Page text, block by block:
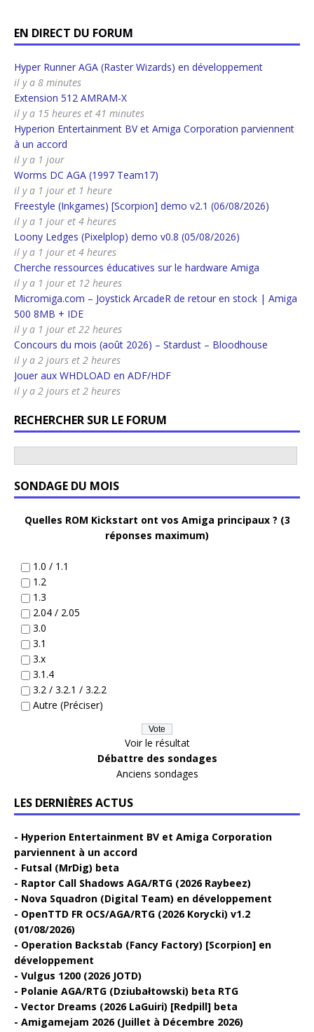
EN DIRECT DU FORUM
Hyper Runner AGA (Raster Wizards) en développement
il y a 8 minutes
Extension 512 AMRAM-X
il y a 15 heures et 41 minutes
Hyperion Entertainment BV et Amiga Corporation parviennent
à un accord
il y a 1 jour
Worms DC AGA (1997 Team17)
il y a 1 jour et 1 heure
Freestyle (Inkgames) [Scorpion] demo v2.1 (06/08/2026)
il y a 1 jour et 4 heures
Loony Ledges (Pixelplop) demo v0.8 (05/08/2026)
il y a 1 jour et 4 heures
Cherche ressources éducatives sur le hardware Amiga
il y a 1 jour et 12 heures
Micromiga.com – Joystick ArcadeR de retour en stock | Amiga
500 8MB + IDE
il y a 1 jour et 22 heures
Concours du mois (août 2026) – Stardust – Bloodhouse
il y a 2 jours et 2 heures
Jouer aux WHDLOAD en ADF/HDF
il y a 2 jours et 2 heures
RECHERCHER SUR LE FORUM
SONDAGE DU MOIS
Quelles ROM Kickstart ont vos Amiga principaux ? (3
réponses maximum)
1.0 / 1.1
1.2
1.3
2.04 / 2.05
3.0
3.1
3.x
3.1.4
3.2 / 3.2.1 / 3.2.2
Autre (Préciser)
Voir le résultat
Débattre des sondages
Anciens sondages
LES DERNIÈRES ACTUS
Hyperion Entertainment BV et Amiga Corporation
parviennent à un accord
Futsal (MrDig) beta
Raptor Call Shadows AGA/RTG (2026 Raybeez)
Nova Squadron (Digital Team) en développement
OpenTTD FR OCS/AGA/RTG (2026 Korycki) v1.2
(01/08/2026)
Operation Backstab (Fancy Factory) [Scorpion] en
développement
Vulgus 1200 (2026 JOTD)
Polanie AGA/RTG (Dziubałtowski) beta RTG
Vector Dreams (2026 LaGuiri) [Redpill] beta
Amigamejam 2026 (Juillet à Décembre 2026)